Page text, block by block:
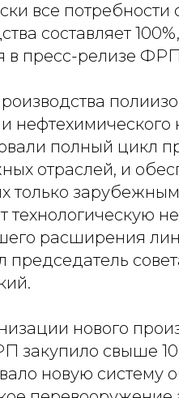
все
составляет
в пресс-релизе
полный цикл
отраслей, и
только
технологическую
расширения
председатель
нового
закупило свыше
новую систему